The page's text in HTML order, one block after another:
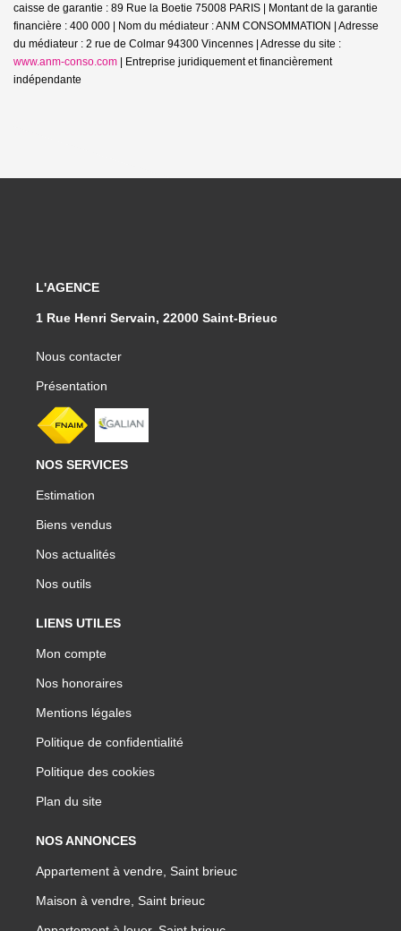
caisse de garantie : 89 Rue la Boetie 75008 PARIS | Montant de la garantie
financière : 400 000 | Nom du médiateur : ANM CONSOMMATION | Adresse
du médiateur : 2 rue de Colmar 94300 Vincennes | Adresse du site :
www.anm-conso.com | Entreprise juridiquement et financièrement
indépendante
L'AGENCE
1 Rue Henri Servain, 22000 Saint-Brieuc
Nous contacter
Présentation
NOS SERVICES
Estimation
Biens vendus
Nos actualités
Nos outils
LIENS UTILES
Mon compte
Nos honoraires
Mentions légales
Politique de confidentialité
Politique des cookies
Plan du site
NOS ANNONCES
Appartement à vendre, Saint brieuc
Maison à vendre, Saint brieuc